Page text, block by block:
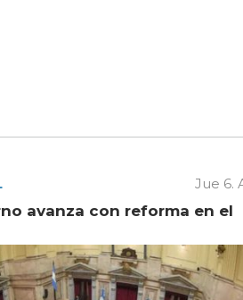
Jue 6.
avanza con reforma en el